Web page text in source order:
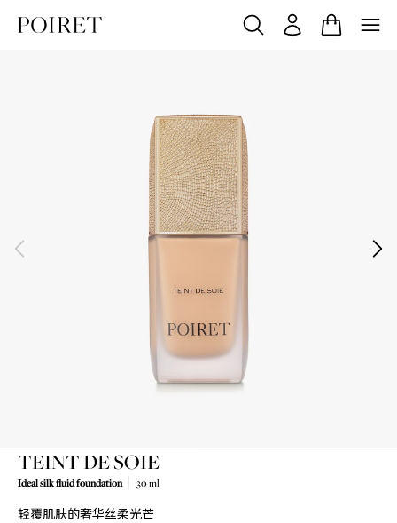
TEINT DE SOIE
Ideal silk fluid foundation 30 ml
轻覆肌肤的奢华丝柔光芒